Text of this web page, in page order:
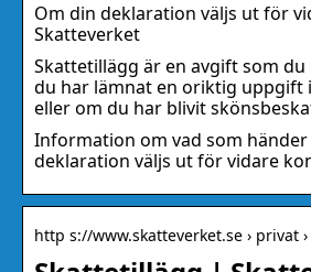
Om din deklaration väljs ut för
Skatteverket
Skattetillägg är en avgift som du
du har lämnat en oriktig uppgift
eller om du har blivit
Information om vad som
deklaration väljs ut för vidare
http s://www.skatteverket.se › privat